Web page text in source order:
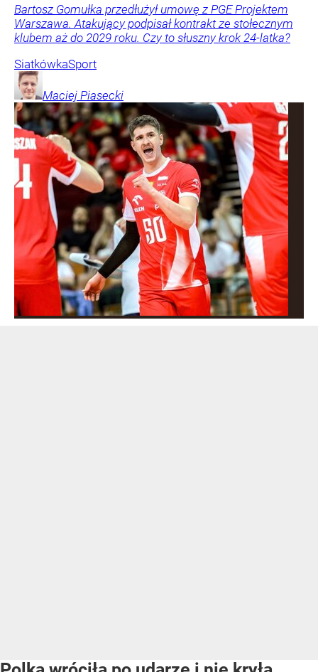
Bartosz Gomułka przedłużył umowę z PGE Projektem
Warszawa. Atakujący podpisał kontrakt ze stołecznym
klubem aż do 2029 roku. Czy to słuszny krok 24-latka?
SiatkówkaSport
Maciej Piasecki